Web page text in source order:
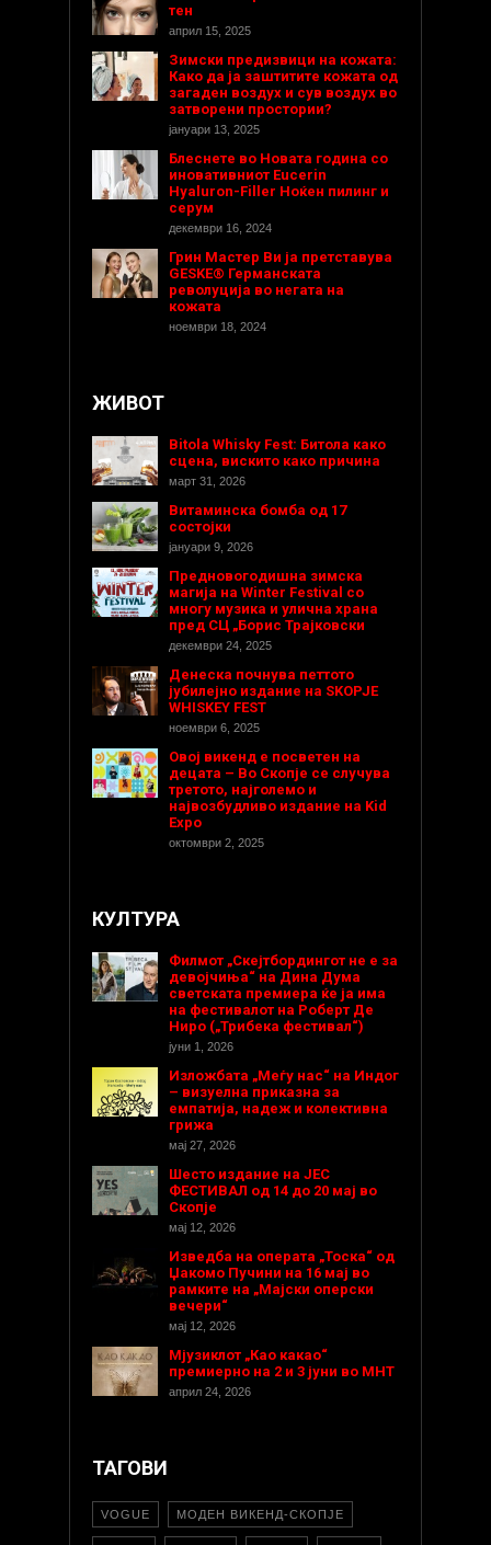
тен
април 15, 2025
Зимски предизвици на кожата:
Како да ја заштитите кожата од
загаден воздух и сув воздух во
затворени простории?
јануари 13, 2025
Блеснете во Новата година со
иновативниот Eucerin
Hyaluron-Filler Ноќен пилинг и
серум
декември 16, 2024
Грин Мастер Ви ја претставува
GESKE® Германската
револуција во негата на
кожата
ноември 18, 2024
ЖИВОТ
Bitola Whisky Fest: Битола како
сцена, вискито како причина
март 31, 2026
Витаминска бомба од 17
состојки
јануари 9, 2026
Предновогодишнa зимска
магија на Winter Festival со
многу музика и улична храна
пред СЦ „Борис Трајковски
декември 24, 2025
Денеска почнува петтото
јубилејно издание на SKOPJE
WHISKEY FEST
ноември 6, 2025
Овој викенд е посветен на
децата – Во Скопје се случува
третото, најголемо и
највозбудливо издание на Kid
Expo
октомври 2, 2025
КУЛТУРА
Филмот „Скејтбордингот не е за
девојчиња“ на Дина Дума
светската премиера ќе ја има
на фестивалот на Роберт Де
Ниро („Трибека фестивал“)
јуни 1, 2026
Изложбата „Меѓу нас“ на Индог
– визуелна приказна за
емпатија, надеж и колективна
грижа
мај 27, 2026
Шесто издание на ЈЕС
ФЕСТИВАЛ од 14 до 20 мај во
Скопје
мај 12, 2026
Изведба на операта „Тоска“ од
Џакомо Пучини на 16 мај во
рамките на „Мајски оперски
вечери“
мај 12, 2026
Мјузиклот „Као какао“
премиерно на 2 и 3 јуни во МНТ
април 24, 2026
ТАГОВИ
VOGUE МОДЕН ВИКЕНД-СКОПЈЕ